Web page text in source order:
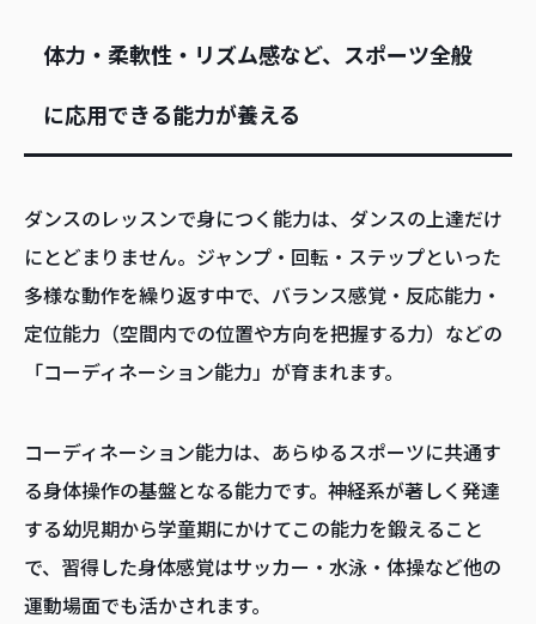
体力・柔軟性・リズム感など、スポーツ全般
に応用できる能力が養える
ダンスのレッスンで身につく能力は、ダンスの上達だけ
にとどまりません。ジャンプ・回転・ステップといった
多様な動作を繰り返す中で、バランス感覚・反応能力・
定位能力（空間内での位置や方向を把握する力）などの
「コーディネーション能力」が育まれます。
コーディネーション能力は、あらゆるスポーツに共通す
る身体操作の基盤となる能力です。神経系が著しく発達
する幼児期から学童期にかけてこの能力を鍛えること
で、習得した身体感覚はサッカー・水泳・体操など他の
運動場面でも活かされます。